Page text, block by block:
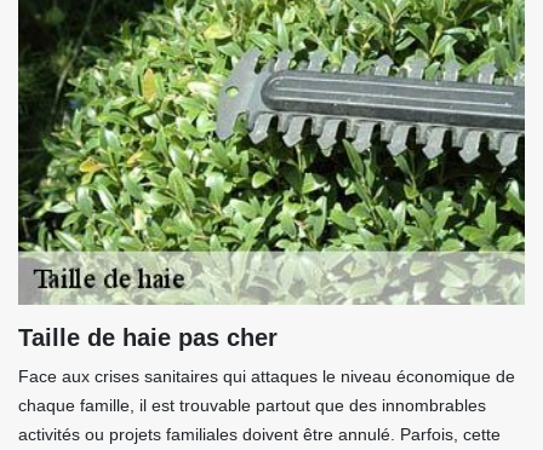
Taille de haie pas cher
Face aux crises sanitaires qui attaques le niveau économique de
chaque famille, il est trouvable partout que des innombrables
activités ou projets familiales doivent être annulé. Parfois, cette